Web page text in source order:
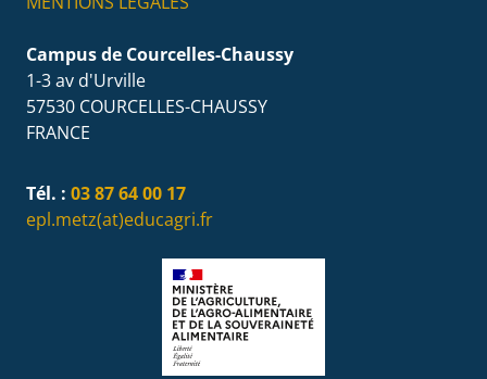
Campus de Courcelles-Chaussy
1-3 av d'Urville
57530 COURCELLES-CHAUSSY
FRANCE
Tél. : 03 87 64 00 17
epl.metz(at)educagri.fr